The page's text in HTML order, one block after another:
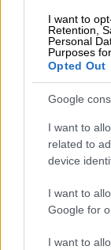
I want to
Retention,
Personal
Purposes
Opted Out
Google
I want to
related to
device
I want to
Google for
I want to
Procountor
Procountor
Finago Sign